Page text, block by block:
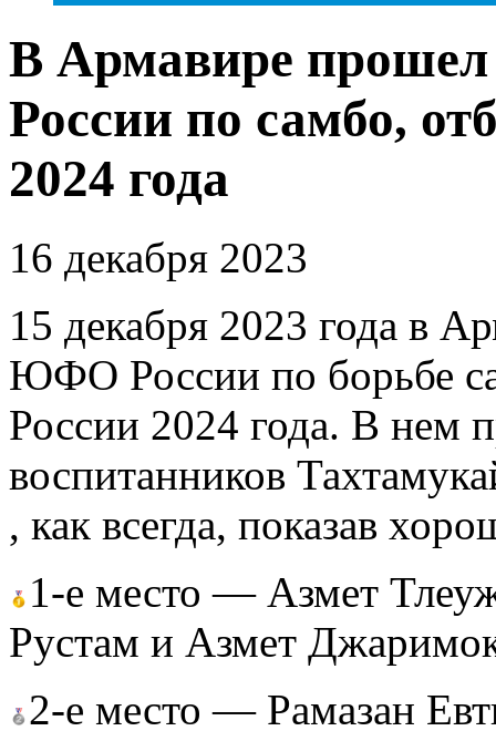
В Армавире
России по самбо,
2024 года
16 декабря 2023
15 декабря 2023 года в
ЮФО России по борьбе
России 2024 года. В нем
воспитанников
, как всегда, показав
1-е место — Азмет
Рустам и Азмет
2-е место — Рамазан